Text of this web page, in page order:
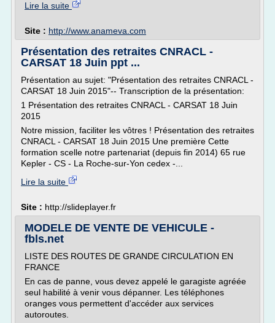
Lire la suite
Site : http://www.anameva.com
Présentation des retraites CNRACL -
CARSAT 18 Juin ppt ...
Présentation au sujet: "Présentation des retraites CNRACL -
CARSAT 18 Juin 2015"-- Transcription de la présentation:
1 Présentation des retraites CNRACL - CARSAT 18 Juin
2015
Notre mission, faciliter les vôtres ! Présentation des retraites
CNRACL - CARSAT 18 Juin 2015 Une première Cette
formation scelle notre partenariat (depuis fin 2014) 65 rue
Kepler - CS - La Roche-sur-Yon cedex -...
Lire la suite
Site : http://slideplayer.fr
MODELE DE VENTE DE VEHICULE -
fbls.net
LISTE DES ROUTES DE GRANDE CIRCULATION EN
FRANCE
En cas de panne, vous devez appelé le garagiste agréée
seul habilité à venir vous dépanner. Les téléphones
oranges vous permettent d'accéder aux services
autoroutes.